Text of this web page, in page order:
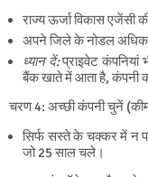
राज्य ऊर्जा विकास एजेंसी
अपने जिले के नोडल
ध्यान दें:प्राइवेट कंपनियां
बैंक खाते में आता है, कंपनी
चरण 4: अच्छी कंपनी चुनें
सिर्फ सस्ते के चक्कर में न
जो 25 साल चले।